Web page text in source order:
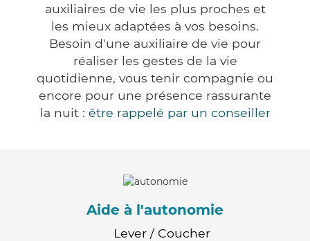
auxiliaires de vie les plus proches et
les mieux adaptées à vos besoins.
Besoin d'une auxiliaire de vie pour
réaliser les gestes de la vie
quotidienne, vous tenir compagnie ou
encore pour une présence rassurante
la nuit : être rappelé par un conseiller
Aide à l'autonomie
Lever / Coucher